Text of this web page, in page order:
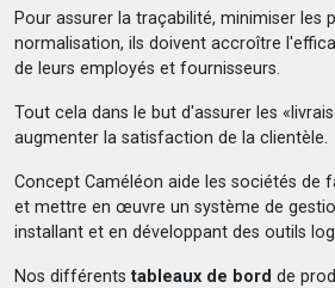
Pour assurer la traçabilité, minimiser les
normalisation, ils doivent accroître
de leurs employés et fournisseurs.
Tout cela dans le but d'assurer les
augmenter la satisfaction de la clientèle.
Concept Caméléon aide les sociétés de
et mettre en œuvre un système de
installant et en développant des outils
Nos différentstableaux de bord de